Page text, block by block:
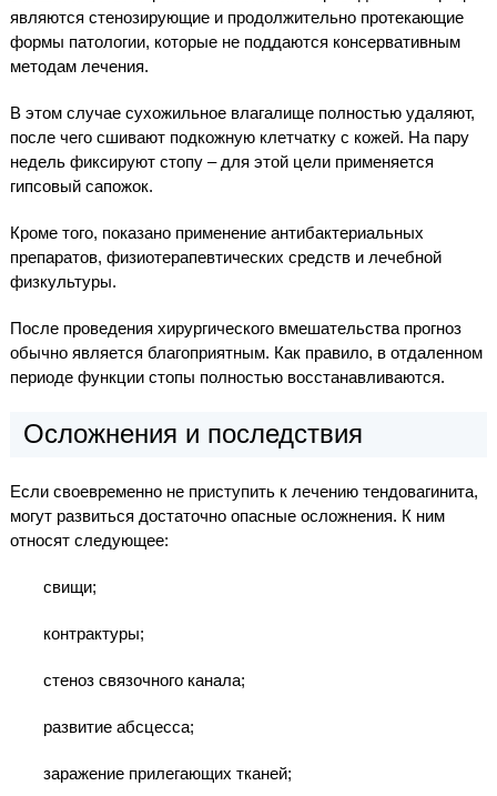
являются стенозирующие и продолжительно протекающие
формы патологии, которые не поддаются консервативным
методам лечения.
В этом случае сухожильное влагалище полностью удаляют,
после чего сшивают подкожную клетчатку с кожей. На пару
недель фиксируют стопу – для этой цели применяется
гипсовый сапожок.
Кроме того, показано применение антибактериальных
препаратов, физиотерапевтических средств и лечебной
физкультуры.
После проведения хирургического вмешательства прогноз
обычно является благоприятным. Как правило, в отдаленном
периоде функции стопы полностью восстанавливаются.
Осложнения и последствия
Если своевременно не приступить к лечению тендовагинита,
могут развиться достаточно опасные осложнения. К ним
относят следующее:
свищи;
контрактуры;
стеноз связочного канала;
развитие абсцесса;
заражение прилегающих тканей;